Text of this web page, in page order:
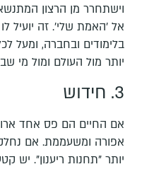
וישתחרר מן הרצון
אל 'האמת שלי'. זה יועיל
בלימודים ובחברה, ומעל
יותר מול העולם ומול מי
3. חידוש
אם החיים הם פס אחד
אפורה ומשעממת. אם נחלק
יותר "תחנות ריענון". יש